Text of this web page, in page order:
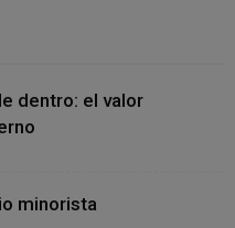
dentro: el valor
minorista